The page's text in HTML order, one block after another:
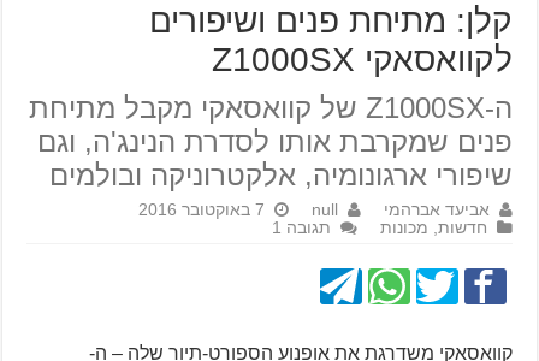
קלן: מתיחת פנים ושיפורים
לקוואסאקי Z1000SX
ה-Z1000SX של קוואסאקי מקבל מתיחת
פנים שמקרבת אותו לסדרת הנינג'ה, וגם
שיפורי ארגונומיה, אלקטרוניקה ובולמים
אביעד אברהמי null
7 באוקטובר 2016
חדשות מכונות תגובה 1
קוואסאקי משדרגת את אופנוע הספורט-תיור שלה – ה-